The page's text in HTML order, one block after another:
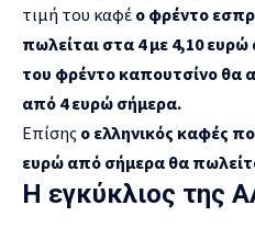
τιμή του καφέ ο φρέντο
πωλείται στα 4 με 4,10
του φρέντο καπουτσίνο θα
από 4 ευρώ σήμερα.
Επίσης ο ελληνικός καφές
ευρώ από σήμερα θα
Η εγκύκλιος της